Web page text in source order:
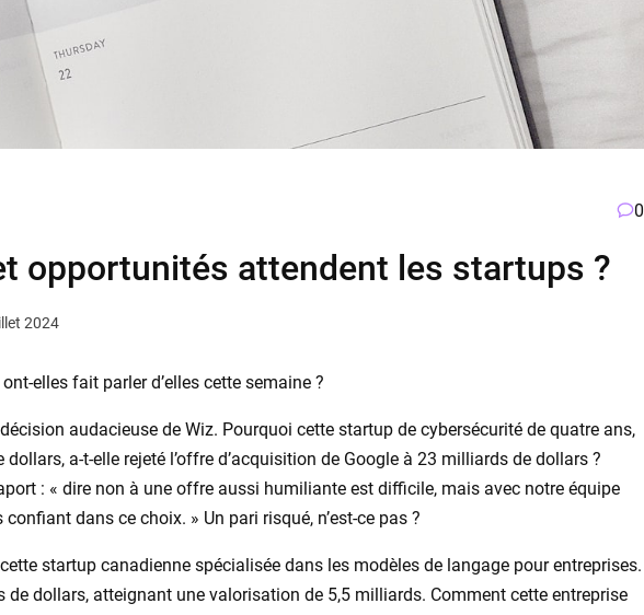
0
opportunités attendent les startups ?
2024
elles fait parler d’elles cette semaine ?
audacieuse de Wiz. Pourquoi cette startup de cybersécurité de quatre ans,
a-t-elle rejeté l’offre d’acquisition de Google à 23 milliards de dollars ?
: « dire non à une offre aussi humiliante est difficile, mais avec notre équipe
dans ce choix. » Un pari risqué, n’est-ce pas ?
startup canadienne spécialisée dans les modèles de langage pour entreprises.
de dollars, atteignant une valorisation de 5,5 milliards. Comment cette entreprise